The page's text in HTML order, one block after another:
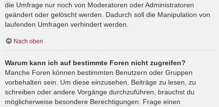
die Umfrage nur noch von Moderatoren oder Administratoren
geändert oder gelöscht werden. Dadurch soll die Manipulation von
laufenden Umfragen verhindert werden.
Nach oben
Warum kann ich auf bestimmte Foren nicht zugreifen?
Manche Foren können bestimmten Benutzern oder Gruppen
vorbehalten sein. Um diese einzusehen, Beiträge zu lesen, zu
schreiben oder andere Vorgänge durchzuführen, brauchst du
möglicherweise besondere Berechtigungen. Frage einen